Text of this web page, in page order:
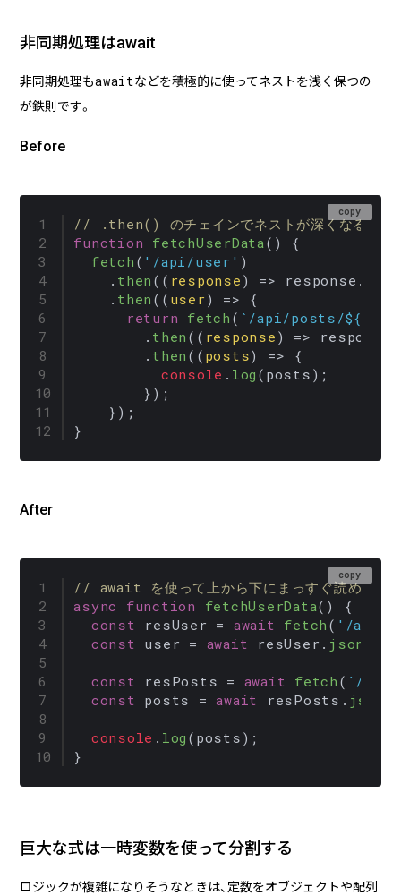
非同期処理はawait
非同期処理もawaitなどを積極的に使ってネストを浅く保つの
が鉄則です。
Before
copy
// .then() のチェインでネストが深くなる
function fetchUserData( ) {
fetch ( '/api/user' )
    .
then ( ( response ) => response.
    .
then ( ( user ) => {
return fetch ( `/api/posts/
        .
then ( ( response ) => response.
        .
then ( ( posts) => {
console . log (posts);
        });
    });
}
After
copy
// await を使って上から下にまっすぐ読めるよ
async
function fetchUserData( ) {
const resUser = await fetch ( '/api/
const user = await resUser. json
const resPosts = await fetch ( `/api/
const posts = await resPosts. json
console . log (posts);
}
巨大な式は一時変数を使って分割する
ロジックが複雑になりそうなときは、定数をオブジェクトや配列